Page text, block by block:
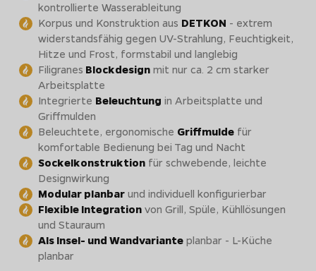
kontrollierte Wasserableitung
Korpus und Konstruktion aus DETKON - extrem
widerstandsfähig gegen UV-Strahlung, Feuchtigkeit,
Hitze und Frost, formstabil und langlebig
Filigranes Blockdesign mit nur ca. 2 cm starker
Arbeitsplatte
Integrierte Beleuchtung in Arbeitsplatte und
Griffmulden
Beleuchtete, ergonomische Griffmulde für
komfortable Bedienung bei Tag und Nacht
Sockelkonstruktion für schwebende, leichte
Designwirkung
Modular planbar und individuell konfigurierbar
Flexible Integration von Grill, Spüle, Kühllösungen
und Stauraum
Als Insel- und Wandvariante planbar - L-Küche
planbar